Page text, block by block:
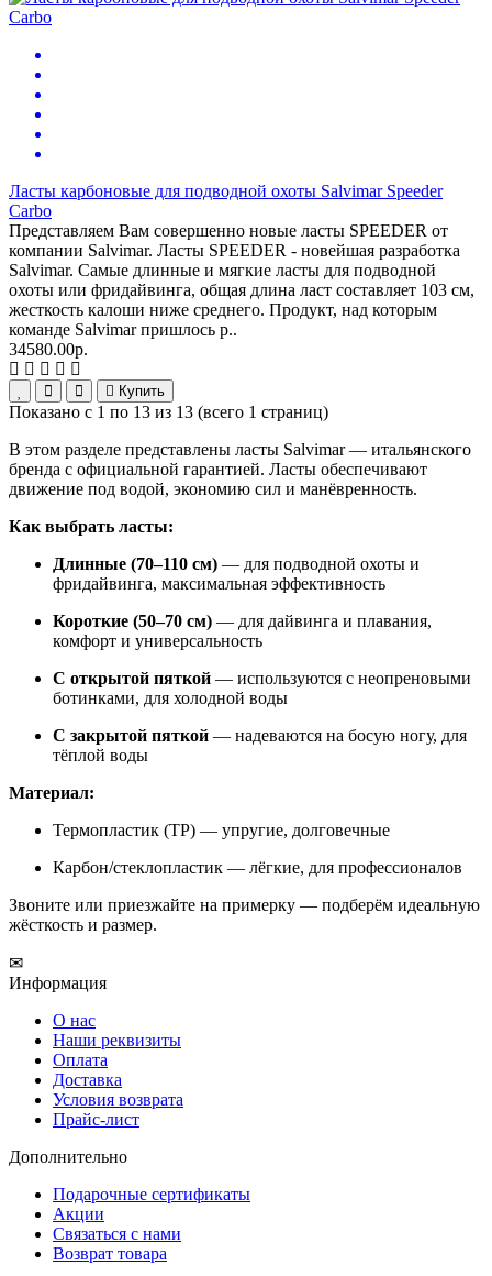
Ласты карбоновые для подводной охоты Salvimar Speeder
Carbo
Представляем Вам совершенно новые ласты SPEEDER от
компании Salvimar. Ласты SPEEDER - новейшая разработка
Salvimar. Самые длинные и мягкие ласты для подводной
охоты или фридайвинга, общая длина ласт составляет 103 см,
жесткость калоши ниже среднего. Продукт, над которым
команде Salvimar пришлось р..
34580.00р.
Купить
Показано с 1 по 13 из 13 (всего 1 страниц)
В этом разделе представлены ласты Salvimar — итальянского
бренда с официальной гарантией. Ласты обеспечивают
движение под водой, экономию сил и манёвренность.
Как выбрать ласты:
Длинные (70–110 см) — для подводной охоты и
фридайвинга, максимальная эффективность
Короткие (50–70 см) — для дайвинга и плавания,
комфорт и универсальность
С открытой пяткой — используются с неопреновыми
ботинками, для холодной воды
С закрытой пяткой — надеваются на босую ногу, для
тёплой воды
Материал:
Термопластик (TP) — упругие, долговечные
Карбон/стеклопластик — лёгкие, для профессионалов
Звоните или приезжайте на примерку — подберём идеальную
жёсткость и размер.
✉
Информация
О нас
Наши реквизиты
Оплата
Доставка
Условия возврата
Прайс-лист
Дополнительно
Подарочные сертификаты
Акции
Связаться с нами
Возврат товара